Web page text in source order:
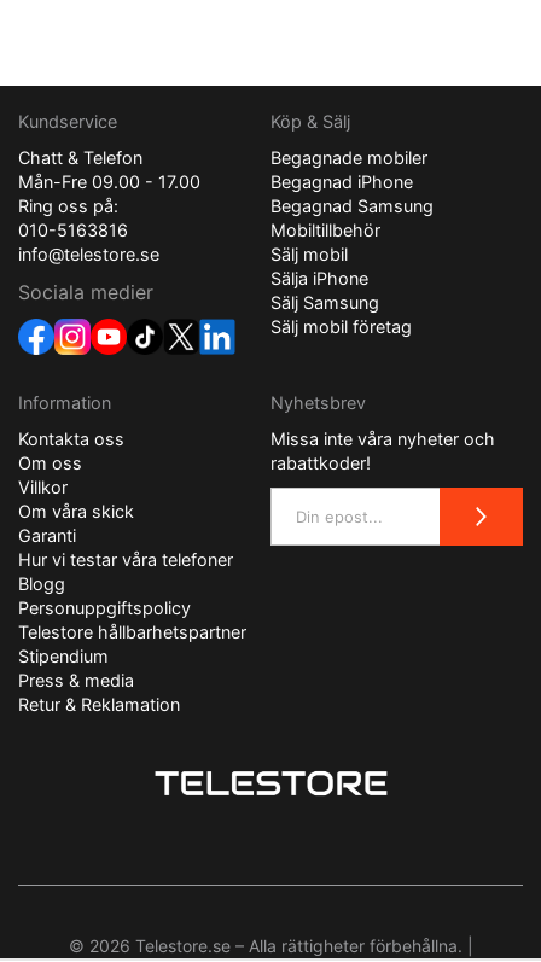
Kundservice
Chatt & Telefon
Mån-Fre 09.00 - 17.00
Ring oss på:
010-5163816
info@telestore.se
Sociala medier
Köp & Sälj
Begagnade mobiler
Begagnad iPhone
Begagnad Samsung
Mobiltillbehör
Sälj mobil
Sälja iPhone
Sälj Samsung
Sälj mobil företag
Information
Kontakta oss
Om oss
Villkor
Om våra skick
Garanti
Hur vi testar våra telefoner
Blogg
Personuppgiftspolicy
Telestore hållbarhetspartner
Stipendium
Press & media
Retur & Reklamation
Nyhetsbrev
Missa inte våra nyheter och
rabattkoder!
© 2026 Telestore.se – Alla rättigheter förbehållna. |